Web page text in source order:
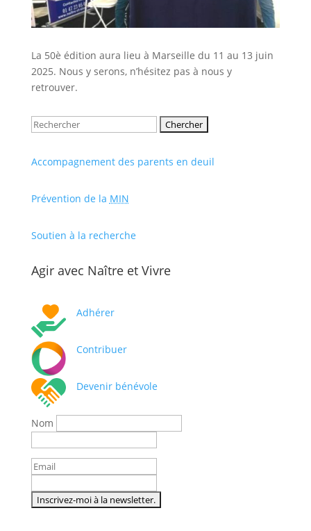
La 50è édition aura lieu à Marseille du 11 au 13 juin
2025. Nous y serons, n’hésitez pas à nous y
retrouver.
Rechercher:
Accompagnement des parents en deuil
Prévention de la MIN
Soutien à la recherche
Agir avec Naître et Vivre
Adhérer
Contribuer
Devenir bénévole
Nom